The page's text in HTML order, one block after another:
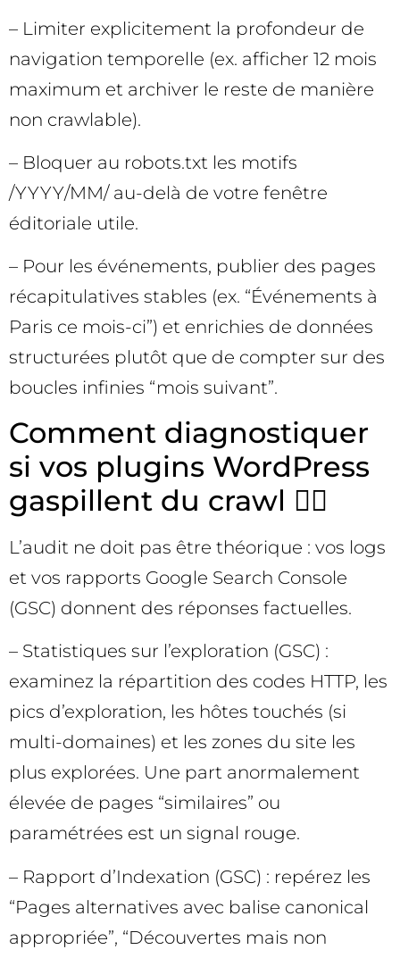
– Limiter explicitement la profondeur de
navigation temporelle (ex. afficher 12 mois
maximum et archiver le reste de manière
non crawlable).
– Bloquer au robots.txt les motifs
/YYYY/MM/ au-delà de votre fenêtre
éditoriale utile.
– Pour les événements, publier des pages
récapitulatives stables (ex. “Événements à
Paris ce mois-ci”) et enrichies de données
structurées plutôt que de compter sur des
boucles infinies “mois suivant”.
Comment diagnostiquer
si vos plugins WordPress
gaspillent du crawl 🕵️‍♀️
L’audit ne doit pas être théorique : vos logs
et vos rapports Google Search Console
(GSC) donnent des réponses factuelles.
– Statistiques sur l’exploration (GSC) :
examinez la répartition des codes HTTP, les
pics d’exploration, les hôtes touchés (si
multi-domaines) et les zones du site les
plus explorées. Une part anormalement
élevée de pages “similaires” ou
paramétrées est un signal rouge.
– Rapport d’Indexation (GSC) : repérez les
“Pages alternatives avec balise canonical
appropriée”, “Découvertes mais non